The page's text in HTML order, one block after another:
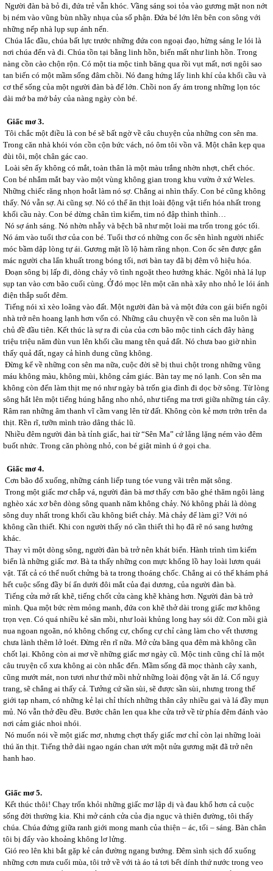
Người đàn bà bỏ đi, đứa trẻ vẫn khóc. Vầng sáng soi tỏa vào gương mặt non nớt
bị ném vào vũng bùn nhầy nhụa của số phận. Đứa bé lớn lên bên con sông với
những nếp nhà lụp sụp ánh nến.
Chúa lắc đầu, chúa bất lực trước những đứa con ngoại đạo, hừng sáng le lói là
nơi chúa đến và đi. Chúa tồn tại bằng linh hồn, biến mất như linh hồn. Trong
nàng cồn cào chộn rộn. Có một tia mộc tinh băng qua rồi vụt mất, nơi ngôi sao
tan biến có một mầm sống đâm chồi. Nó đang hứng lấy linh khí của khối cầu và
cơ thể sống của một người đàn bà để lớn. Chồi non ấy ám trong những lọn tóc
dài mớ ba mớ bảy của nàng ngày còn bé.
Giấc mơ 3.
Tôi chắc một điều là con bé sẽ bất ngờ về câu chuyện của những con sên ma.
Trong căn nhà khói vón cồn cộn bức vách, nó ôm tôi vồn vã. Một chân kẹp qua
đùi tôi, một chân gác cao.
Loài sên ấy không có mắt, toàn thân là một màu trắng nhờn nhợt, chết chóc.
Con bé nhắm mắt bay vào một vùng không gian trong khu vườn ở xứ Weles.
Những chiếc răng nhọn hoắt làm nó sợ. Chẳng ai nhìn thấy. Con bé cũng không
thấy. Nó vẫn sợ. Ai cũng sợ. Nó có thể ăn thịt loài động vật tiến hóa nhất trong
khối cầu này. Con bé dừng chân tìm kiếm, tim nó đập thình thình…
Nó sợ ánh sáng. Nó nhờn nhẫy và bệch bã như một loài ma trốn trong góc tối.
Nó ám vào tuổi thơ của con bé. Tuổi thơ có những con ốc sên hình người nhiếc
móc bầm dập lòng tự ái. Gương mặt lồ lộ hàm răng nhọn. Con ốc sên được gắn
mác người cha lẩn khuất trong bóng tối, nơi bàn tay đã bị đêm vô hiệu hóa.
Đoạn sông bị lấp đi, dòng chảy vô tình ngoặt theo hướng khác. Ngôi nhà lá lụp
sụp tan vào cơn bão cuối cùng. Ở đó mọc lên một căn nhà xây nho nhỏ le lói ánh
điện thắp suốt đêm.
Tiếng nói xì xèo loãng vào đất. Một người đàn bà và một đứa con gái biến ngôi
nhà trở nên hoang lạnh hơn vốn có. Những câu chuyện về con sên ma luôn là
chủ đề đầu tiên. Kết thúc là sự ra đi của của cơn bão mộc tinh cách đây hàng
triệu triệu năm đùn vun lên khối cầu mang tên quả đất. Nó chưa bao giờ nhìn
thấy quả đất, ngay cả hình dung cũng không.
Đừng kể về những con sên ma nữa, cuộc đời sẽ bị thui chột trong những vũng
máu không màu, không mùi, không cảm giác. Bàn tay mẹ nó lạnh. Con sên ma
không còn đến làm thịt mẹ nó như ngày bà trốn gia đình đi dọc bờ sông. Từ lòng
sông hắt lên một tiếng húng hắng nho nhỏ, như tiếng ma trơi giữa những tán cây.
Râm ran những âm thanh vĩ cầm vang lên từ đất. Không còn kẻ mơn trớn trên da
thịt. Rền rĩ, tưỡn mình trào dâng thác lũ.
Nhiều đêm người đàn bà tỉnh giấc, hai từ “Sên Ma” cứ lẳng lặng ném vào đêm
buốt nhức. Trong căn phòng nhỏ, con bé giật mình ú ớ gọi cha.
Giấc mơ 4.
Cơn bão đổ xuống, những cánh liếp tung tóe vung vãi trên mặt sông.
Trong một giấc mơ chắp vá, người đàn bà mơ thấy cơn bão ghé thăm ngôi làng
nghèo xác xơ bên dòng sông quanh năm không chảy. Nó không phải là dòng
sông duy nhất trong khối cầu không biết chảy. Mà chảy để làm gì? Với nó
không cần thiết. Khi con người thấy nó cần thiết thì họ đã rẽ nó sang hướng
khác.
Thay vì một dòng sông, người đàn bà trở nên khát biển. Hành trình tìm kiếm
biển là những giấc mơ. Bà ta thấy những con mực khổng lồ hay loài lươn quái
vật. Tất cả có thể nuốt chửng bà ta trong thoáng chốc. Chẳng ai có thể khám phá
hết cuộc sống đầy bí ẩn dưới đôi mắt của đại dương, của người đàn bà.
Tiếng cửa mở rất khẽ, tiếng chốt cửa càng khẽ khàng hơn. Người đàn bà trở
mình. Qua một bức rèm mỏng manh, đứa con khẽ thở dài trong giấc mơ không
trọn vẹn. Có quá nhiều kẻ săn mồi, như loài khủng long hay sói dữ. Con mồi già
nua ngoan ngoãn, nó không chống cự, chống cự chỉ càng làm cho vết thương
chưa lành thêm lở loét. Đừng rên rĩ nữa. Mở cửa băng qua đêm mà không cần
chốt lại. Không còn ai mơ về những giấc mơ ngày cũ. Mộc tinh cũng chỉ là một
câu truyện cổ xưa không ai còn nhắc đến. Mầm sống đã mọc thành cây xanh,
cũng mướt mát, non tươi như thứ mồi nhử những loài động vật ăn lá. Cố ngụy
trang, sẽ chẳng ai thấy cả. Tưởng cứ sần sùi, sẽ được sần sùi, nhưng trong thế
giới tạp nham, có những kẻ lại chỉ thích những thân cây nhiều gai và lá đầy mụn
mủ. Nó vẫn thở đều đều. Bước chân len qua khe cửa trở về từ phía đêm đánh vào
nơi cảm giác nhoi nhói.
Nó muốn nói về một giấc mơ, nhưng chợt thấy giấc mơ chỉ còn lại những loài
thú ăn thịt. Tiếng thở dài ngao ngán chan ướt một nửa gương mặt đã trở nên
hanh hao.
Giấc mơ 5.
Kết thúc thôi! Chạy trốn khỏi những giấc mơ lập dị và đau khổ hơn cả cuộc
sống đời thường kia. Khi mở cánh cửa của địa ngục và thiên đường, tôi thấy
chúa. Chúa đứng giữa ranh giới mong manh của thiện – ác, tối – sáng. Bàn chân
tôi bị đẩy vào khoảng không lơ lửng.
Gió reo lên khi bắt gặp kẻ cản đường ngang bướng. Đêm sình sịch đổ xuống
những cơn mưa cuối mùa, tôi trở về với tà áo tả tơi bết dính thứ nước trong veo